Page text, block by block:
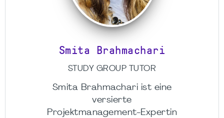
Smita Brahmachari
STUDY GROUP TUTOR
Smita Brahmachari ist eine
versierte
Projektmanagement-Expertin